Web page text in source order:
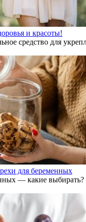
и красоты!
средство для
для беременных
— какие выбирать?